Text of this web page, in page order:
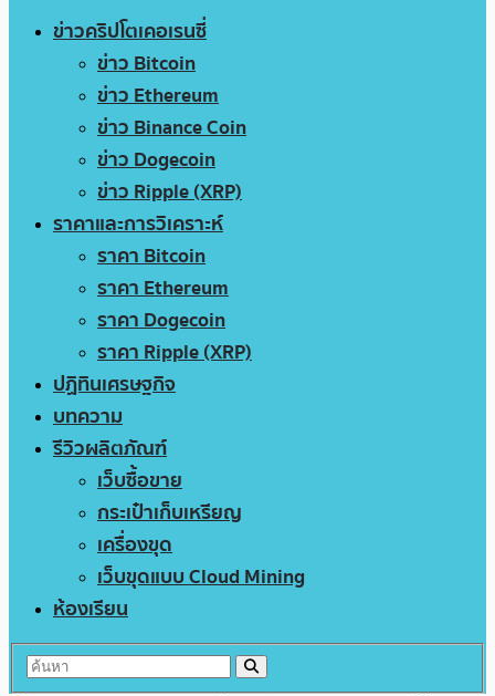
ข่าวคริปโตเคอเรนซี่
ข่าว Bitcoin
ข่าว Ethereum
ข่าว Binance Coin
ข่าว Dogecoin
ข่าว Ripple (XRP)
ราคาและการวิเคราะห์
ราคา Bitcoin
ราคา Ethereum
ราคา Dogecoin
ราคา Ripple (XRP)
ปฏิทินเศรษฐกิจ
บทความ
รีวิวผลิตภัณฑ์
เว็บซื้อขาย
กระเป๋าเก็บเหรียญ
เครื่องขุด
เว็บขุดแบบ Cloud Mining
ห้องเรียน